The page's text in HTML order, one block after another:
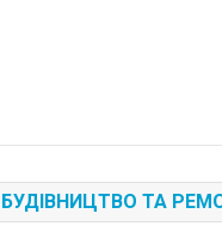
БУДІВНИЦТВО ТА